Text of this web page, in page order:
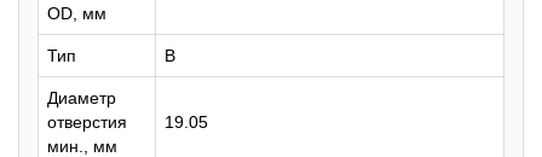
OD, мм
Тип B
Диаметр
отверстия
мин., мм
19.05